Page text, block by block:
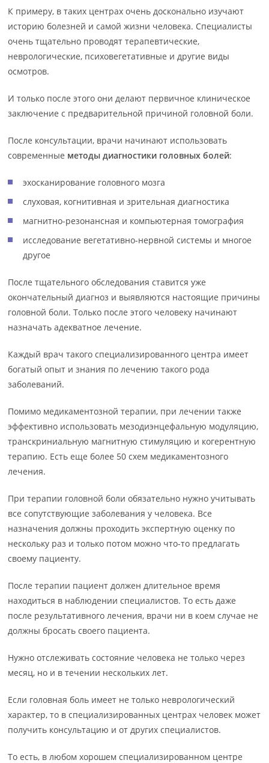
К примеру, в таких центрах очень досконально изучают
историю болезней и самой жизни человека. Специалисты
очень тщательно проводят терапевтические,
неврологические, психовегетативные и другие виды
осмотров.
И только после этого они делают первичное клиническое
заключение с предварительной причиной головной боли.
После консультации, врачи начинают использовать
современные методы диагностики головных болей:
эхосканирование головного мозга
слуховая, когнитивная и зрительная диагностика
магнитно-резонансная и компьютерная томография
исследование вегетативно-нервной системы и многое
другое
После тщательного обследования ставится уже
окончательный диагноз и выявляются настоящие причины
головной боли. Только после этого человеку начинают
назначать адекватное лечение.
Каждый врач такого специализированного центра имеет
богатый опыт и знания по лечению такого рода
заболеваний.
Помимо медикаментозной терапии, при лечении также
эффективно использовать мезодиэнцефальную модуляцию,
транскриниальную магнитную стимуляцию и когерентную
терапию. Есть еще более 50 схем медикаментозного
лечения.
При терапии головной боли обязательно нужно учитывать
все сопутствующие заболевания у человека. Все
назначения должны проходить экспертную оценку по
нескольку раз и только потом можно что-то предлагать
своему пациенту.
После терапии пациент должен длительное время
находиться в наблюдении специалистов. То есть даже
после результативного лечения, врачи ни в коем случае не
должны бросать своего пациента.
Нужно отслеживать состояние человека не только через
месяц, но и в течении нескольких лет.
Если головная боль имеет не только неврологический
характер, то в специализированных центрах человек может
получить консультацию и от других специалистов.
То есть, в любом хорошем специализированном центре